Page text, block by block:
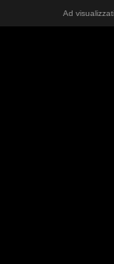
Ad